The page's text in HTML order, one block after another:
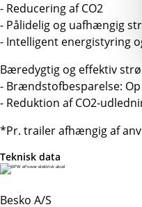
- Reducering af CO2
- Pålidelig og uafhængig
- Intelligent energistyring
Bæredygtig og effektiv
- Brændstofbesparelse:
- Reduktion af CO2-
*Pr. trailer afhængig af
Teknisk data
Besko A/S